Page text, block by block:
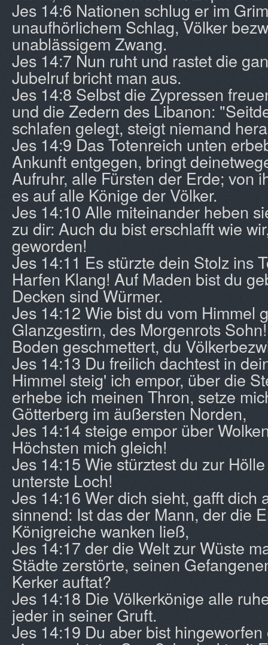
Jes 14:6 Nationen schlug er im
unaufhörlichem Schlag, Völker
unablässigem Zwang.
Jes 14:7 Nun ruht und rastet die
Jubelruf bricht man aus.
Jes 14:8 Selbst die Zypressen
und die Zedern des Libanon:
schlafen gelegt, steigt niemand
Jes 14:9 Das Totenreich unten
Ankunft entgegen, bringt
Aufruhr, alle Fürsten der Erde; von
es auf alle Könige der Völker.
Jes 14:10 Alle miteinander heben
zu dir: Auch du bist erschlafft wie
geworden!
Jes 14:11 Es stürzte dein Stolz ins
Harfen Klang! Auf Maden bist du
Decken sind Würmer.
Jes 14:12 Wie bist du vom Himmel
Glanzgestirn, des Morgenrots
Boden geschmettert, du
Jes 14:13 Du freilich dachtest in
Himmel steig' ich empor, über die
erhebe ich meinen Thron, setze
Götterberg im äußersten Norden,
Jes 14:14 steige empor über
Höchsten mich gleich!
Jes 14:15 Wie stürztest du zur
unterste Loch!
Jes 14:16 Wer dich sieht, gafft dich
sinnend: Ist das der Mann, der die
Königreiche wanken ließ,
Jes 14:17 der die Welt zur Wüste
Städte zerstörte, seinen
Kerker auftat?
Jes 14:18 Die Völkerkönige alle
jeder in seiner Gruft.
Jes 14:19 Du aber bist